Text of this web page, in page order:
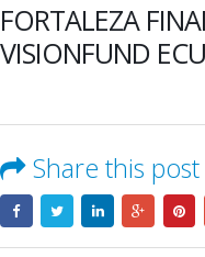
FORTALEZA
VISIONFUND
Share this post